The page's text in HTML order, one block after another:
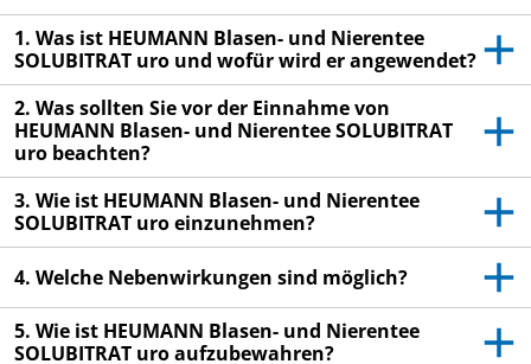
– Heben Sie die Packungsbeilage auf. Vielleicht
möchten Sie diese später nochmals lesen.
– Fragen Sie Ihren Apotheker, wenn Sie weitere
Informationen oder einen Rat benötigen.
– Wenn Sie Nebenwirkungen bemerken, wenden Sie
sich an Ihren Arzt oder Apotheker. Dies gilt auch für
Nebenwirkungen, die nicht in dieser Packungsbeilage
angegeben sind. Siehe Abschnitt 4.
– Wenn Sie sich nach 5 Tagen nicht besser oder gar
schlechter fühlen, wenden Sie sich an Ihren Arzt.
1. Was ist HEUMANN Blasen- und Nierentee
SOLUBITRAT uro und wofür wird er angewendet?
2. Was sollten Sie vor der Einnahme von
HEUMANN Blasen- und Nierentee SOLUBITRAT
uro beachten?
3. Wie ist HEUMANN Blasen- und Nierentee
SOLUBITRAT uro einzunehmen?
4. Welche Nebenwirkungen sind möglich?
5. Wie ist HEUMANN Blasen- und Nierentee
SOLUBITRAT uro aufzubewahren?